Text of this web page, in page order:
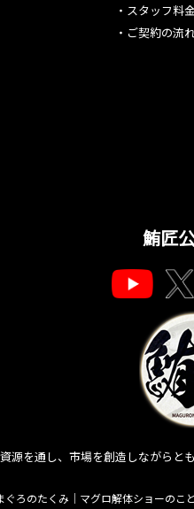
・ スタッフ料
・ ご契約の流
鮪匠
源を通し、市場を創造しながら
ろのたくみ｜マグロ解体ショーのこ